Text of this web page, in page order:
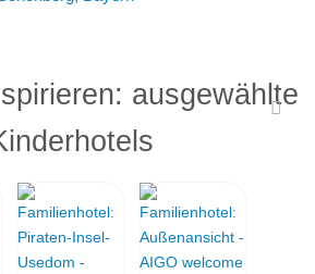
ausgewählte